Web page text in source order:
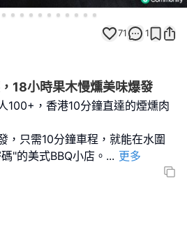
71 1
18小時果木慢燻美味爆發
100+，香港10分鐘直達的煙燻肉
，只需10分鐘車程，就能在水圍
"的美式BBQ小店。 ... 更多